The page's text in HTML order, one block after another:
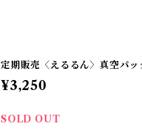
定期販売〈えるるん〉真空パッ
¥3,250
SOLD OUT